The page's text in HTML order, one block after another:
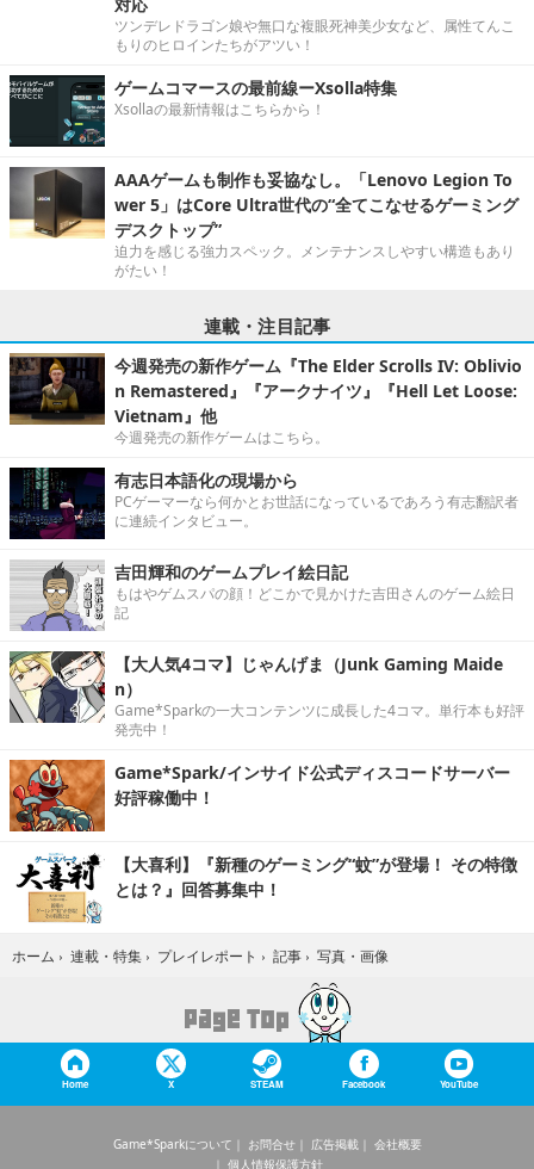
ツンデレドラゴン娘や無口な複眼死神美少女など、属性てんこ
もりのヒロインたちがアツい！
ゲームコマースの最前線ーXsolla特集
Xsollaの最新情報はこちらから！
AAAゲームも制作も妥協なし。「Lenovo Legion To
wer 5」はCore Ultra世代の“全てこなせるゲーミング
デスクトップ”
迫力を感じる強力スペック。メンテナンスしやすい構造もあり
がたい！
連載・注目記事
今週発売の新作ゲーム『The Elder Scrolls IV: Oblivio
n Remastered』『アークナイツ』『Hell Let Loose:
Vietnam』他
今週発売の新作ゲームはこちら。
有志日本語化の現場から
PCゲーマーなら何かとお世話になっているであろう有志翻訳者
に連続インタビュー。
吉田輝和のゲームプレイ絵日記
もはやゲムスパの顔！どこかで見かけた吉田さんのゲーム絵日
記
【大人気4コマ】じゃんげま（Junk Gaming Maide
n）
Game*Sparkの一大コンテンツに成長した4コマ。単行本も好評
発売中！
Game*Spark/インサイド公式ディスコードサーバー
好評稼働中！
【大喜利】『新種のゲーミング“蚊”が登場！ その特徴
とは？』回答募集中！
ホーム › 連載・特集 › プレイレポート › 記事 › 写真・画像
Home X STEAM Facebook YouTube
Game*Sparkについて お問合せ 広告掲載
会社概要
個人情報保護方針